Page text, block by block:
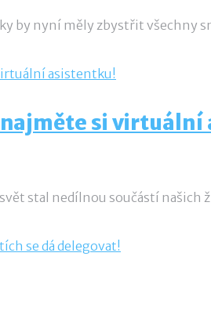
by nyní měly zbystřit
si
stal nedílnou součástí